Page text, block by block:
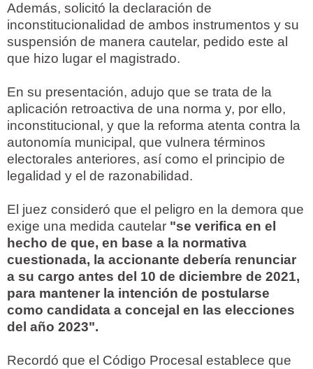
Además, solicitó la declaración de
inconstitucionalidad de ambos instrumentos y su
suspensión de manera cautelar, pedido este al
que hizo lugar el magistrado.
En su presentación, adujo que se trata de la
aplicación retroactiva de una norma y, por ello,
inconstitucional, y que la reforma atenta contra la
autonomía municipal, que vulnera términos
electorales anteriores, así como el principio de
legalidad y el de razonabilidad.
El juez consideró que el peligro en la demora que
exige una medida cautelar "se verifica en el
hecho de que, en base a la normativa
cuestionada, la accionante debería renunciar
a su cargo antes del 10 de diciembre de 2021,
para mantener la intención de postularse
como candidata a concejal en las elecciones
del año 2023".
Recordó que el Código Procesal establece que